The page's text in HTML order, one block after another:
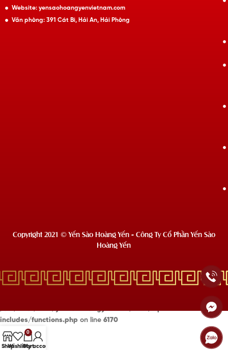
Website: yensaohoangyenvietnam.com
Văn phòng: 391 Cát Bi, Hải An, Hải Phòng
Copyright 2021 © Yến Sào Hoàng Yến - Công Ty Cổ Phần Yến Sào
Hoàng Yến
Deprecated: Hàm wc_enqueue_js hiện tạikhông dùng nữatừ phiên
includes/functions.php on line 6170
ShopWishlist
0
Cart
My account